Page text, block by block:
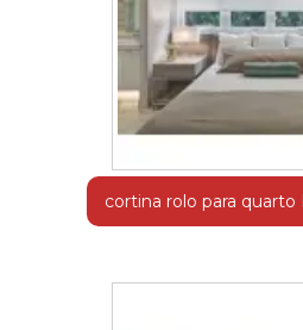
cortina rolo para quarto